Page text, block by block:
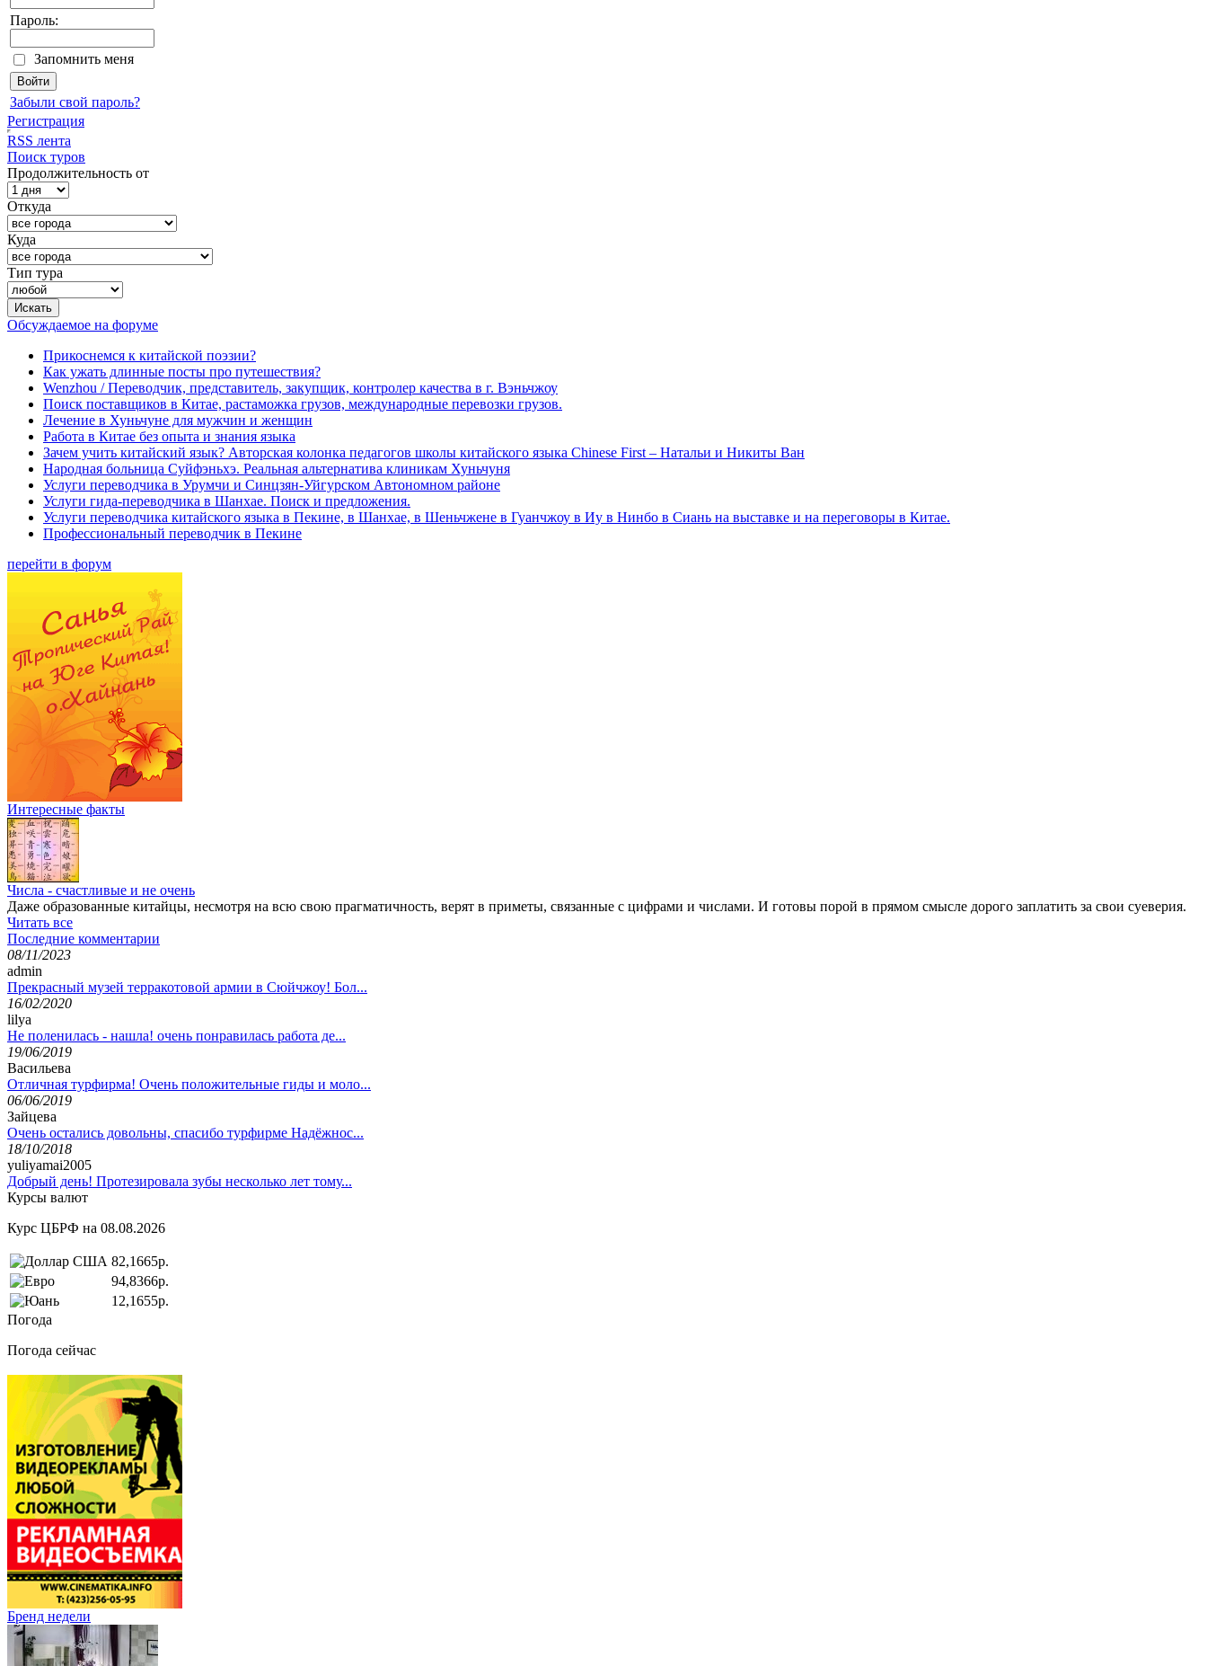
Пароль:
Запомнить меня
Забыли свой пароль?
Регистрация
RSS лента
Поиск туров
Продолжительность от
Откуда
Куда
Тип тура
Обсуждаемое на форуме
Прикоснемся к китайской поэзии?
Как ужать длинные посты про путешествия?
Wenzhou / Переводчик, представитель, закупщик, контролер качества в г. Вэньчжоу
Поиск поставщиков в Китае, растаможка грузов, международные перевозки грузов.
Лечение в Хуньчуне для мужчин и женщин
Работа в Китае без опыта и знания языка
Зачем учить китайский язык? Авторская колонка педагогов школы китайского языка Chinese First – Натальи и Никиты Ван
Народная больница Суйфэньхэ. Реальная альтернатива клиникам Хуньчуня
Услуги переводчика в Урумчи и Синцзян-Уйгурском Автономном районе
Услуги гида-переводчика в Шанхае. Поиск и предложения.
Услуги переводчика китайского языка в Пекине, в Шанхае, в Шеньчжене в Гуанчжоу в Иу в Нинбо в Сиань на выставке и на переговоры в Китае.
Профессиональный переводчик в Пекине
перейти в форум
Интересные факты
Числа - счастливые и не очень
Даже образованные китайцы, несмотря на всю свою прагматичность, верят в приметы, связанные с цифрами и числами. И готовы порой в прямом смысле дорого заплатить за свои суеверия.
Читать все
Последние комментарии
08/11/2023
admin
Прекрасный музей терракотовой армии в Сюйчжоу! Бол...
16/02/2020
lilya
Не поленилась - нашла! очень понравилась работа де...
19/06/2019
Васильева
Отличная турфирма! Очень положительные гиды и моло...
06/06/2019
Зайцева
Очень остались довольны, спасибо турфирме Надёжнос...
18/10/2018
yuliyamai2005
Добрый день! Протезировала зубы несколько лет тому...
Курсы валют
Курс ЦБРФ на 08.08.2026
82,1665р.
94,8366р.
12,1655р.
Погода
Погода сейчас
Бренд недели